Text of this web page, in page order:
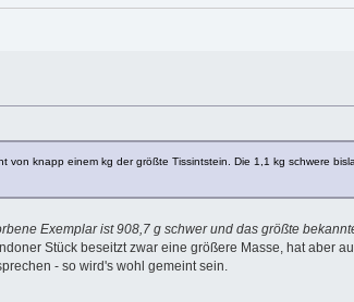
knapp einem kg der größte Tissintstein. Die 1,1 kg schwere
Exemplar ist 908,7 g schwer und das größte
Stück beseitzt zwar eine größere Masse, hat aber
- so wird's wohl gemeint sein.